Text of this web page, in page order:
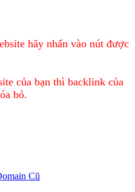
hãy nhấn vào nút được
của bạn thì backlink của
bỏ.
Cũ